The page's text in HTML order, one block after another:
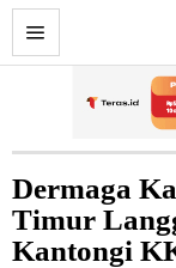
Dermaga
Timur
Kantongi